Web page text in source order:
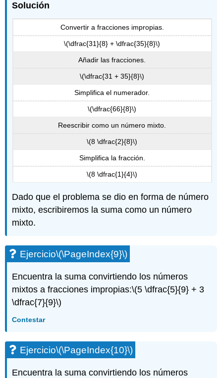
Solución
Convertir a fracciones impropias.
\(\dfrac{31}{8} + \dfrac{35}{8}\)
Añadir las fracciones.
\(\dfrac{31 + 35}{8}\)
Simplifica el numerador.
\(\dfrac{66}{8}\)
Reescribir como un número mixto.
\(8 \dfrac{2}{8}\)
Simplifica la fracción.
\(8 \dfrac{1}{4}\)
Dado que el problema se dio en forma de número
mixto, escribiremos la suma como un número
mixto.
Ejercicio\(\PageIndex{9}\)
Encuentra la suma convirtiendo los números
mixtos a fracciones impropias:\(5 \dfrac{5}{9} + 3
\dfrac{7}{9}\)
Contestar
Ejercicio\(\PageIndex{10}\)
Encuentra la suma convirtiendo los números